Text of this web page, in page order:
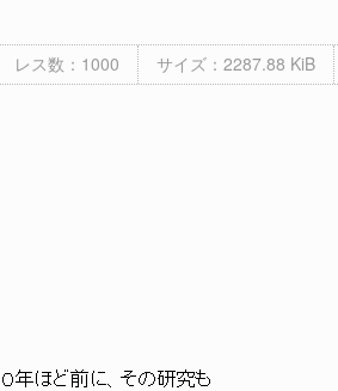
レス数：1000 サイズ：2287.88 KiB
、その研究も